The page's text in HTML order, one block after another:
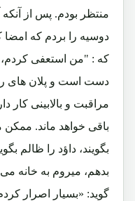
منتظر بودم. پس از
دوسیه را بردم که
که : "من استعفی کردم،
دست است و پلان های
مراقبت و بالابینی
باقی خواهد ماند. ممکن
بگویند، داؤد را ظالم
بدهم، میروم به خانه
گوید: «بسیار اصرار